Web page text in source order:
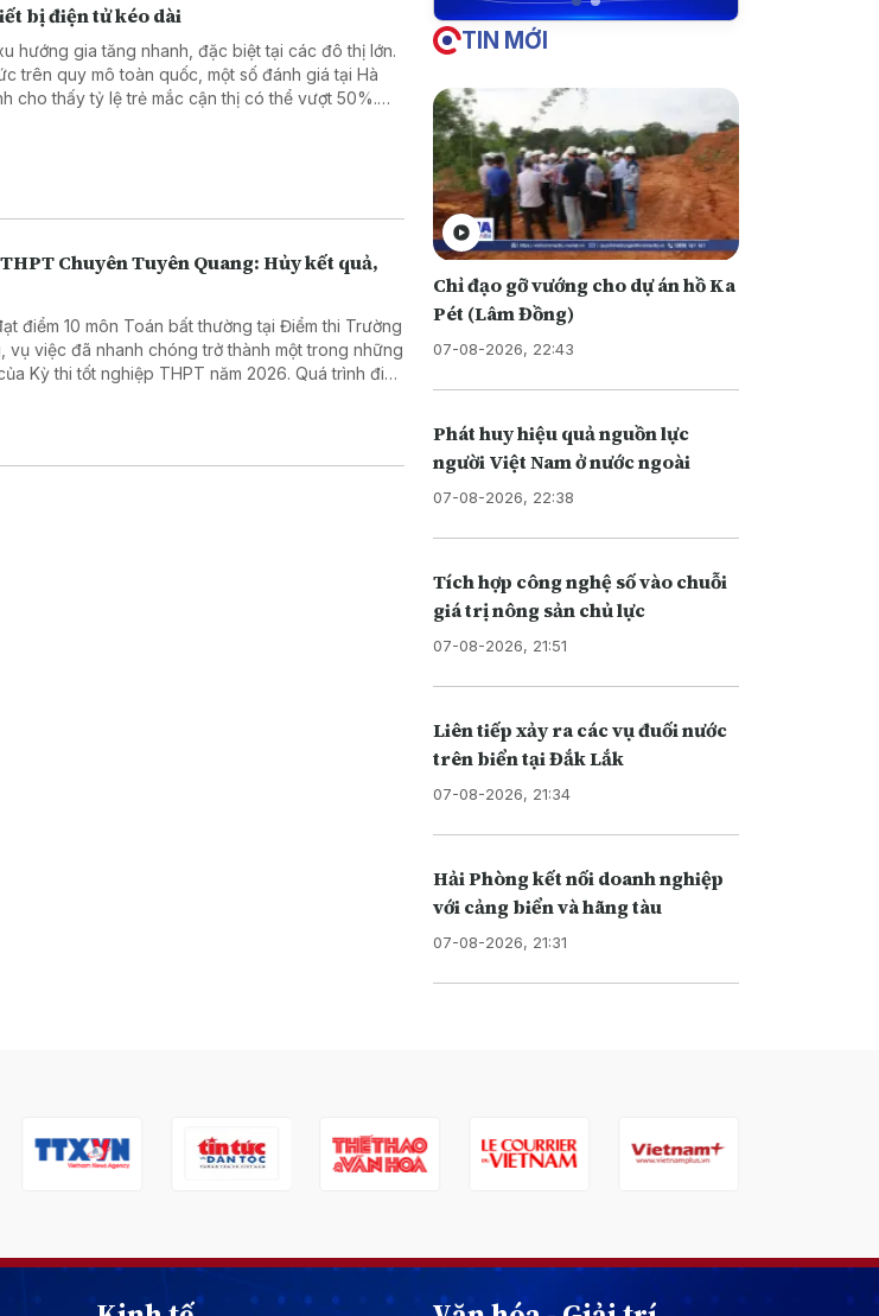
bị điện tử kéo dài
hướng gia tăng nhanh, đặc biệt tại các đô thị lớn.
trên quy mô toàn quốc, một số đánh giá tại Hà
cho thấy tỷ lệ trẻ mắc cận thị có thể vượt 50%.
Chuyên Tuyên Quang: Hủy kết quả,
điểm 10 môn Toán bất thường tại Điểm thi Trường
vụ việc đã nhanh chóng trở thành một trong những
Kỳ thi tốt nghiệp THPT năm 2026. Quá trình điều
thi lại tất cả các môn, đồng thời triển khai phương
đảm quyền lợi của thí sinh và sự công bằng của kỳ
TIN MỚI
Chỉ đạo gỡ vướng cho dự án hồ Ka
Pét (Lâm Đồng)
07-08-2026, 22:43
Phát huy hiệu quả nguồn lực
người Việt Nam ở nước ngoài
07-08-2026, 22:38
Tích hợp công nghệ số vào chuỗi
giá trị nông sản chủ lực
07-08-2026, 21:51
Liên tiếp xảy ra các vụ đuối nước
trên biển tại Đắk Lắk
07-08-2026, 21:34
Hải Phòng kết nối doanh nghiệp
với cảng biển và hãng tàu
07-08-2026, 21:31